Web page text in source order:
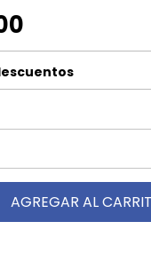
AGREGAR AL